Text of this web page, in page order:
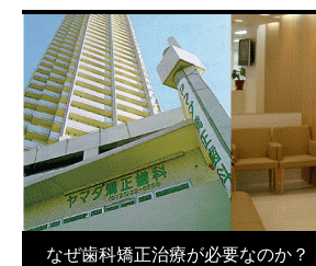
なぜ歯科矯正治療が必要なのか？